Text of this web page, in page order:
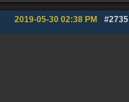
#2735
2019-05-30 02:38 PM